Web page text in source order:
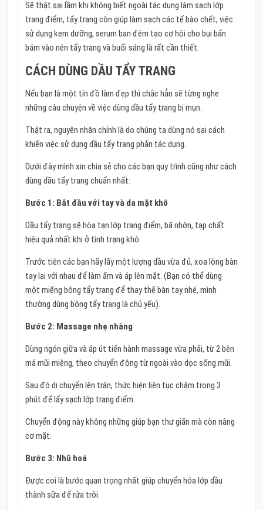
Sẽ thật sai lầm khi không biết ngoài tác dụng làm sạch lớp
trang điểm, tẩy trang còn giúp làm sạch các tế bào chết, việc
sử dụng kem dưỡng, serum ban đêm tạo cơ hội cho bụi bẩn
bám vào nên tẩy trang và buổi sáng là rất cần thiết.
CÁCH DÙNG DẦU TẨY TRANG
Nếu bạn là một tín đồ làm đẹp thì chắc hẳn sẽ từng nghe
những câu chuyện về việc dùng dầu tẩy trang bị mụn.
Thật ra, nguyên nhân chính là do chúng ta dùng nó sai cách
khiến việc sử dụng dầu tẩy trang phản tác dụng.
Dưới đây mình xin chia sẻ cho các bạn quy trình cũng như cách
dùng dầu tẩy trang chuẩn nhất:
Bước 1: Bắt đầu với tay và da mặt khô
Dầu tẩy trang sẽ hòa tan lớp trang điểm, bã nhờn, tạp chất
hiệu quả nhất khi ở tình trạng khô.
Trước tiên các bạn hãy lấy một lượng dầu vừa đủ, xoa lòng bàn
tay lại với nhau để làm ấm và áp lên mặt. (Bạn có thể dùng
một miếng bông tẩy trang để thay thế bàn tay nhé, mình
thường dùng bông tẩy trang là chủ yếu).
Bước 2: Massage nhẹ nhàng
Dùng ngón giữa và áp út tiến hành massage vừa phải, từ 2 bên
má mũi miệng, theo chuyển động từ ngoài vào dọc sống mũi.
Sau đó di chuyển lên trán, thức hiện liên tục chậm trong 3
phút để lấy sạch lớp trang điểm.
Chuyển động này không những giúp bạn thư giãn mà còn nâng
cơ mặt.
Bước 3: Nhũ hoá
Được coi là bước quan trọng nhất giúp chuyển hóa lớp dầu
thành sữa để rửa trôi.